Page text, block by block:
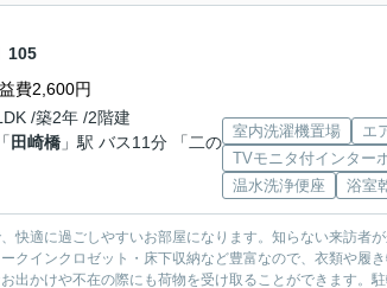
105
費2,600円
/築2年 /2階建
田崎橋 」駅 バス11分 「二の
室内洗濯機置場
エ
TVモニタ付インター
温水洗浄便座
浴室
快適に過ごしやすいお部屋になります。知らない来訪者
クインクロゼット・床下収納など豊富なので、衣類や履き
出かけや不在の際にも荷物を受け取ることができます。